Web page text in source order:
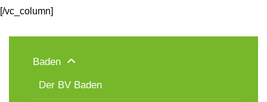
[/vc_column]
Baden
Der BV Baden